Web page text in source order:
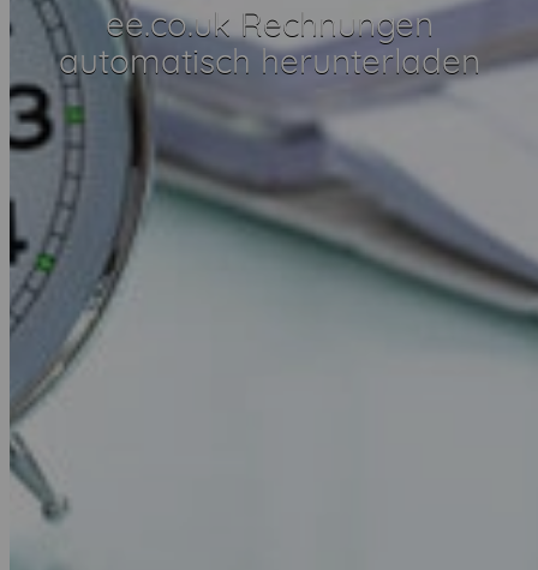
ee.co.uk Rechnungen
automatisch herunterladen